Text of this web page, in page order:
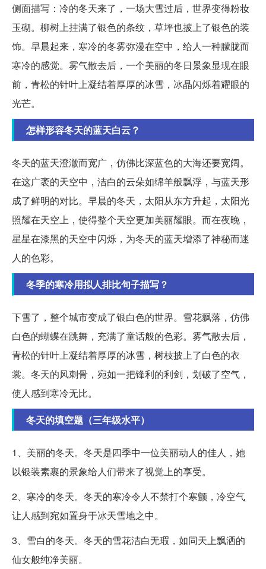
侧面描写：冷的冬天来了，一场大雪过后，世界变得粉妆
玉砌。柳树上挂满了银色的条纹，草坪也披上了银色的装
饰。早晨起来，寒冷的冬雾弥漫在空中，给人一种朦胧而
寒冷的感觉。雾气散去后，一个美丽的冬日景象显现在眼
前，青松的针叶上凝结着厚厚的冰雪，冰晶闪烁着耀眼的
光芒。
怎样形容冬天的蓝天白云？
冬天的蓝天澄澈而宽广，仿佛比深蓝色的大海还要宽阔。
在这广袤的天空中，洁白的云朵如绵羊般飘浮，与蓝天形
成了鲜明的对比。早晨的冬天，太阳从东方升起，太阳光
照耀在天空上，使得整个天空更加美丽耀眼。而在夜晚，
星星在漆黑的天空中闪烁，为冬天的蓝天增添了神秘而迷
人的色彩。
冬季的寒冷用拟人排比句子描写？
下雪了，整个城市变成了银白色的世界。雪花飘落，仿佛
白色的蝴蝶在跳舞，充满了童话般的色彩。雾气散去后，
青松的针叶上凝结着厚厚的冰雪，树枝披上了白色的衣
裳。冬天的风刺骨，宛如一把锋利的利剑，划破了空气，
使人感到寒冷无比。
冬天的填空题（三年级水平）
1、美丽的冬天。冬天是四季中一位美丽动人的佳人，她
以银装素裹的景象给人们带来了视觉上的享受。
2、寒冷的冬天。冬天的寒冷令人不禁打个寒颤，冷空气
让人感到宛如置身于冰天雪地之中。
3、雪白的冬天。冬天的雪花洁白无瑕，如同天上飘洒的
仙女般纯净美丽。